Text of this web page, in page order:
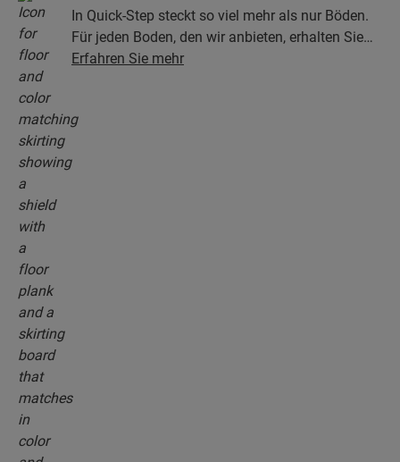
In Quick-Step steckt so viel mehr als nur Böden.
Für jeden Boden, den wir anbieten, erhalten Sie
eine ganze Kollektion aus Zubehör, einschließlich
Erfahren Sie mehr